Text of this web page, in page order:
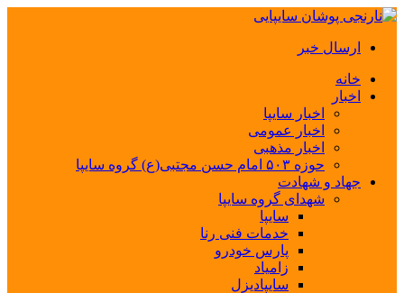
ارسال خبر
خانه
اخبار
اخبار سایپا
اخبار عمومی
اخبار مذهبی
حوزه ۵۰۳ امام حسن مجتبی(ع) گروه سایپا
جهاد و شهادت
شهدای گروه سایپا
سایپا
خدمات فنی رنا
پارس خودرو
زامیاد
سایپادیزل